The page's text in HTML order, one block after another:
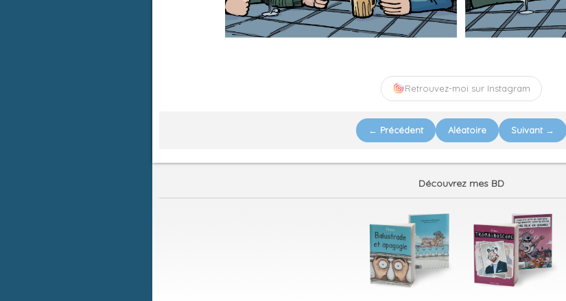
Retrouvez-moi sur Instagram
← Précédent Aléatoire Suivant →
Découvrez mes BD